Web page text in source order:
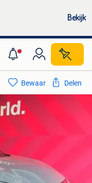
Bekijk
Bewaar Delen